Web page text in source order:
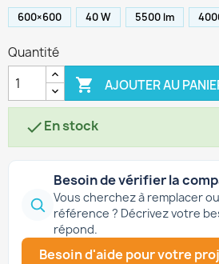
600×600 40 W 5500 lm
Quantité
 AJOUTER AU
En stock
Besoin de vérifier la
Vous cherchez à remplacer
référence ? Décrivez votre
répond.
Besoin d'aide pour votre